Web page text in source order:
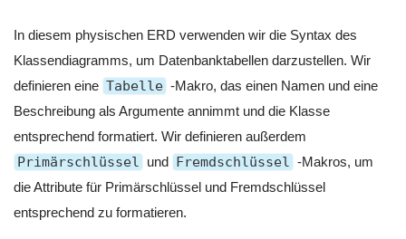
In diesem physischen ERD verwenden wir die Syntax des
Klassendiagramms, um Datenbanktabellen darzustellen. Wir
definieren eine Tabelle -Makro, das einen Namen und eine
Beschreibung als Argumente annimmt und die Klasse
entsprechend formatiert. Wir definieren außerdem
Primärschlüssel und Fremdschlüssel -Makros, um
die Attribute für Primärschlüssel und Fremdschlüssel
entsprechend zu formatieren.